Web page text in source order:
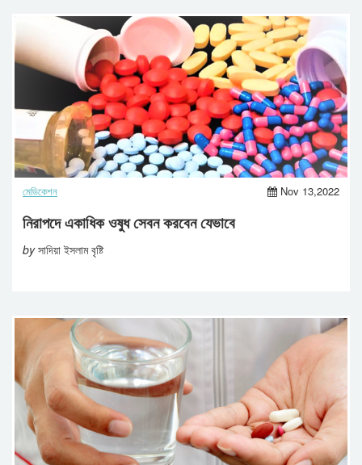
মেডিকেশন Nov 13,2022
নিরাপদে একাধিক ওষুধ সেবন করবেন যেভাবে
byসাদিয়া ইসলাম বৃষ্টি